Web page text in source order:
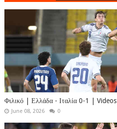
Φιλικό | Ελλάδα - Ιταλία 0-1 | Videos
June 08, 2026 0